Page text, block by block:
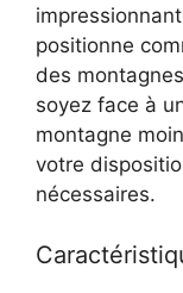
positionne
des
soyez face à
montagne
votre
nécessaires.